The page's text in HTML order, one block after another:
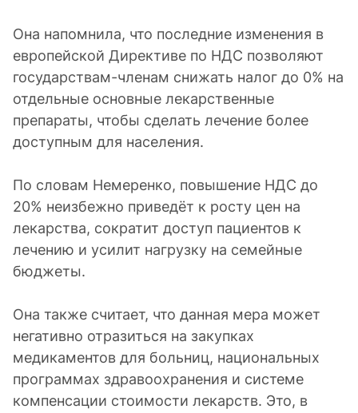
Она напомнила, что последние изменения в
европейской Директиве по НДС позволяют
государствам-членам снижать налог до 0% на
отдельные основные лекарственные
препараты, чтобы сделать лечение более
доступным для населения.
По словам Немеренко, повышение НДС до
20% неизбежно приведёт к росту цен на
лекарства, сократит доступ пациентов к
лечению и усилит нагрузку на семейные
бюджеты.
Она также считает, что данная мера может
негативно отразиться на закупках
медикаментов для больниц, национальных
программах здравоохранения и системе
компенсации стоимости лекарств. Это, в